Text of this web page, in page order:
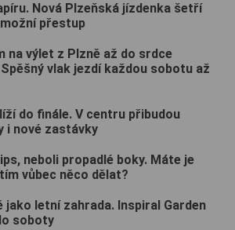
Nová Plzeňská jízdenka šetří
přestup
na výlet z Plzně až do srdce
vlak jezdí každou sobotu až
do finále. V centru přibudou
i nové zastávky
neboli propadlé boky. Máte je
vůbec něco dělat?
jako letní zahrada. Inspiral Garden
soboty